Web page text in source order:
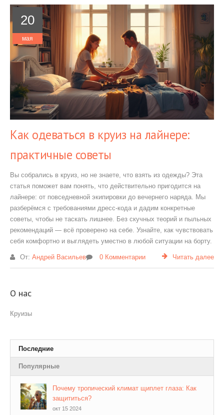
20
мая
Как одеваться в круиз на лайнере:
практичные советы
Вы собрались в круиз, но не знаете, что взять из одежды? Эта
статья поможет вам понять, что действительно пригодится на
лайнере: от повседневной экипировки до вечернего наряда. Мы
разберёмся с требованиями дресс-кода и дадим конкретные
советы, чтобы не таскать лишнее. Без скучных теорий и пыльных
рекомендаций — всё проверено на себе. Узнайте, как чувствовать
себя комфортно и выглядеть уместно в любой ситуации на борту.
От: Андрей Васильев 0 Комментарии Читать далее
О нас
Круизы
Последние
Популярные
Почему тропический климат щиплет глаза: Как
защититься?
окт 15 2024